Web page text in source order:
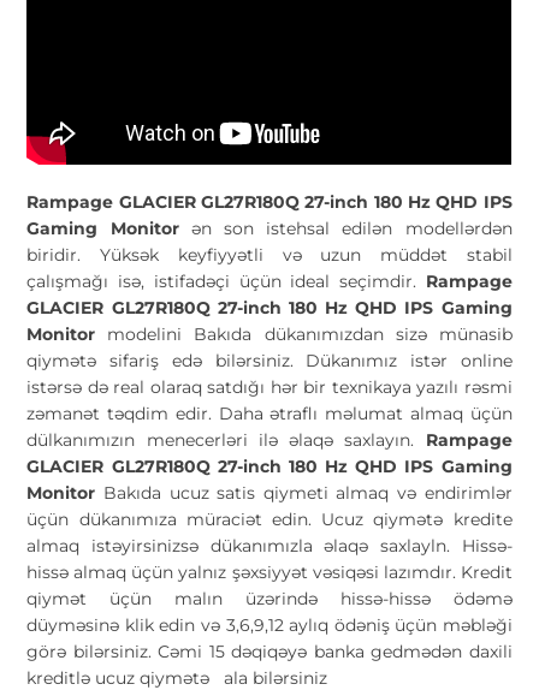
Rampage GLACIER GL27R180Q 27-inch 180 Hz QHD IPS
Gaming Monitor ən son istehsal edilən modellərdən
biridir. Yüksək keyfiyyətli və uzun müddət stabil
çalışmağı isə, istifadəçi üçün ideal seçimdir. Rampage
GLACIER GL27R180Q 27-inch 180 Hz QHD IPS Gaming
Monitor modelini Bakıda dükanımızdan sizə münasib
qiymətə sifariş edə bilərsiniz. Dükanımız istər online
istərsə də real olaraq satdığı hər bir texnikaya yazılı rəsmi
zəmanət təqdim edir. Daha ətraflı məlumat almaq üçün
dülkanımızın menecerləri ilə əlaqə saxlayın. Rampage
GLACIER GL27R180Q 27-inch 180 Hz QHD IPS Gaming
Monitor Bakıda ucuz satis qiymeti almaq və endirimlər
üçün dükanımıza müraciət edin. Ucuz qiymətə kredite
almaq istəyirsinizsə dükanımızla əlaqə saxlayln. Hissə-
hissə almaq üçün yalnız şəxsiyyət vəsiqəsi lazımdır. Kredit
qiymət üçün malın üzərində hissə-hissə ödəmə
düyməsinə klik edin və 3,6,9,12 aylıq ödəniş üçün məbləği
görə bilərsiniz. Cəmi 15 dəqiqəyə banka gedmədən daxili
kreditlə ucuz qiymətə
ala bilərsiniz